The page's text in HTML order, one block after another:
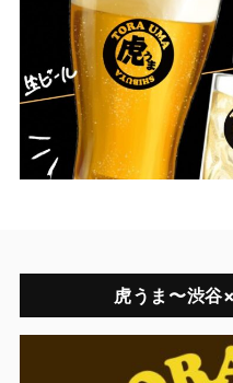
虎うま〜渋谷